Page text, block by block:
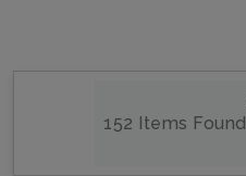
152 Items Found